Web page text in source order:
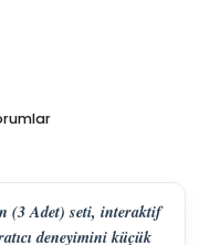
(3 Adet) seti, interaktif
deneyimini küçük